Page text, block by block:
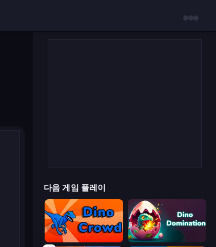
다음 게임 플레이
Dino Crowd Dino Domination